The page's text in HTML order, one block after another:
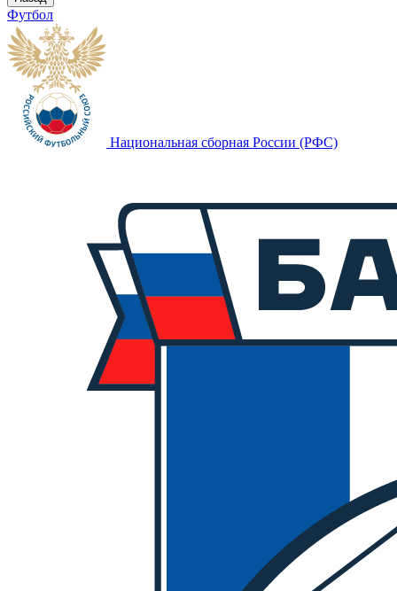
Футбол
Национальная сборная России (РФС)